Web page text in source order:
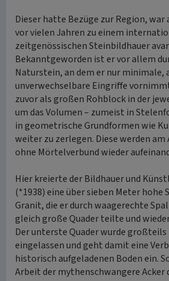
Dieser hatte Bezüge zur Region,
vor vielen Jahren zu einem
zeitgenössischen Steinbildhauer
Bekanntgeworden ist er vor allem
Naturstein, an dem er nur minimale,
unverwechselbare Eingriffe
zuvor als großen Rohblock in der
um das Volumen – zumeist in
in geometrische Grundformen wie
weiter zu zerlegen. Diese werden
ohne Mörtelverbund wieder
Hier kreierte der Bildhauer und
(*1938) eine über sieben Meter hohe
Granit, die er durch waagerechte
gleich große Quader teilte und
Der unterste Quader wurde großteils
eingelassen und geht damit eine
historisch aufgeladenen Boden ein.
Arbeit der mythenschwangere Acker